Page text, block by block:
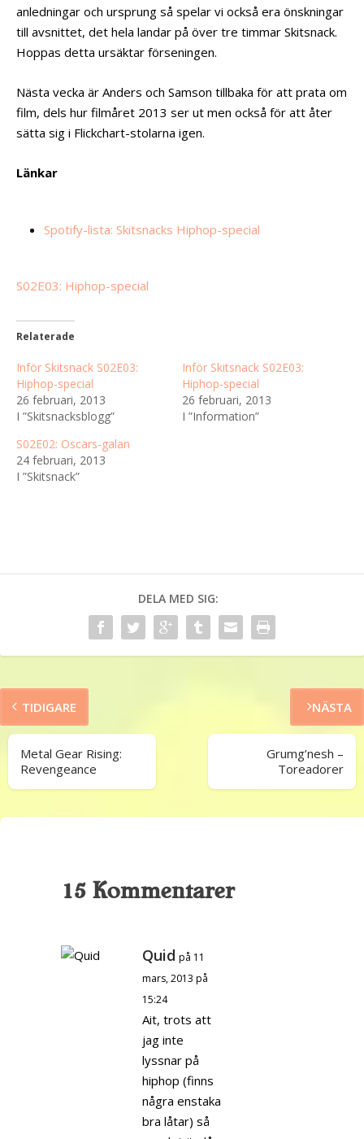
anledningar och ursprung så spelar vi också era önskningar
till avsnittet, det hela landar på över tre timmar Skitsnack.
Hoppas detta ursäktar förseningen.
Nästa vecka är Anders och Samson tillbaka för att prata om
film, dels hur filmåret 2013 ser ut men också för att åter
sätta sig i Flickchart-stolarna igen.
Länkar
Spotify-lista: Skitsnacks Hiphop-special
S02E03: Hiphop-special
Relaterade
Inför Skitsnack S02E03:
Hiphop-special
26 februari, 2013
I ”Skitsnacksblogg”
Inför Skitsnack S02E03:
Hiphop-special
26 februari, 2013
I ”Information”
S02E02: Oscars-galan
24 februari, 2013
I ”Skitsnack”
DELA MED SIG:
TIDIGARE
Metal Gear Rising:
Revengeance
NÄSTA
Grumg’nesh –
Toreadorer
15 Kommentarer
Quid på 11
mars, 2013 på
15:24
Ait, trots att
jag inte
lyssnar på
hiphop (finns
några enstaka
bra låtar) så